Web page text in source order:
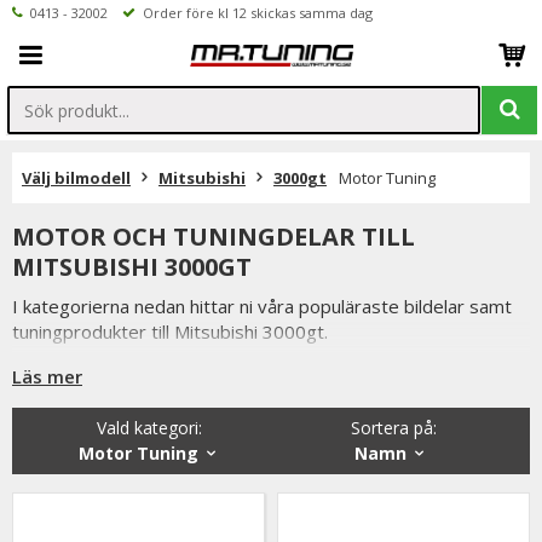
0413 - 32002 Order före kl 12 skickas samma dag
Välj bilmodell Mitsubishi 3000gt Motor Tuning
MOTOR OCH TUNINGDELAR TILL
MITSUBISHI 3000GT
I kategorierna nedan hittar ni våra populäraste bildelar samt
tuningprodukter till Mitsubishi 3000gt.
Är det ni undrar över eller saknar i vårt sortiment är ni
Inne på valfri produktsidan hittar ni ett formulär för att enkelt
ställa en fråga.
Läs mer
Sortera på:
Namn
Vald kategori:
Motor Tuning